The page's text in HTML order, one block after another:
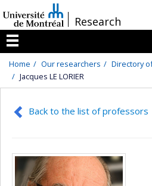
au
contenu
/Research
Menu
Home Our researchers
Directory
Jacques LE LORIER
Back to the list of professors